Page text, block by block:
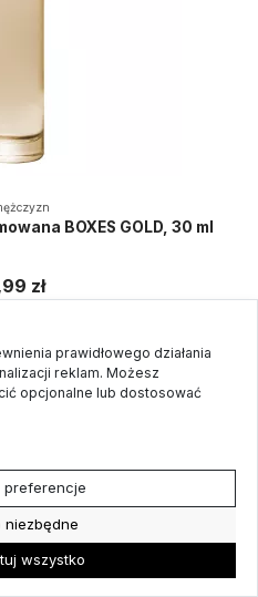
BOXES GOLD, 30 ml
zł
prawidłowego działania
reklam. Możesz
opcjonalne lub dostosować
preferencje
niezbędne
wszystko